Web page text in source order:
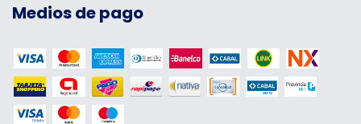
Medios de pago